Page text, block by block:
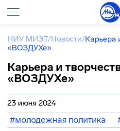
НИУ МИЭТ/Новости/Карьера
«ВОЗДУХе»
Карьера и
«ВОЗДУХе»
23 июня 2024
#молодежная политика